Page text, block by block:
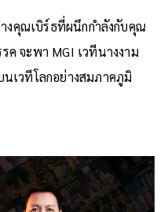
งคุณเบิร์ธที่ผนึกกำลังกับคุณ
จะพา MGI เวทีนางงาม
เวทีโลกอย่างสมภาคภูมิ